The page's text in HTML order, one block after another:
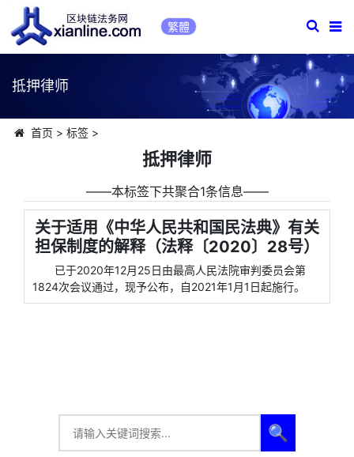
繁體
抵押律师
首页 > 标签>
抵押律师
――本标签下共聚合1条信息――
关于适用《中华人民共和国民法典》有关
担保制度的解释（法释〔2020〕28号）
已于2020年12月25日由最高人民法院审判委员会第
1824次会议通过，现予公布，自2021年1月1日起施行。
🔍